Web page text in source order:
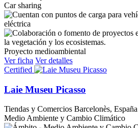
Car sharing
eléctrica
Proyecto medioambiental
Ver ficha Ver detalles
Certified
Laie Museu Picasso
Tiendas y Comercios Barcelonès, España
Medio Ambiente y Cambio Climático